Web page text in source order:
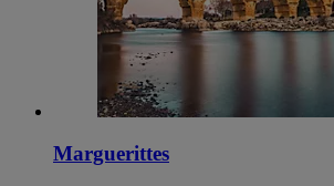
Marguerittes